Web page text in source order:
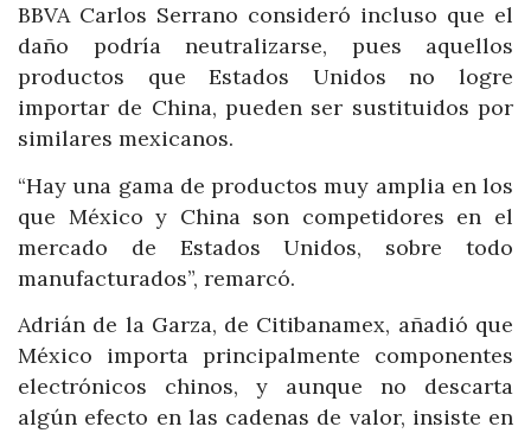
BBVA Carlos Serrano consideró incluso que el
daño podría neutralizarse, pues aquellos
productos que Estados Unidos no logre
importar de China, pueden ser sustituidos por
similares mexicanos.
“Hay una gama de productos muy amplia en los
que México y China son competidores en el
mercado de Estados Unidos, sobre todo
manufacturados”, remarcó.
Adrián de la Garza, de Citibanamex, añadió que
México importa principalmente componentes
electrónicos chinos, y aunque no descarta
algún efecto en las cadenas de valor, insiste en